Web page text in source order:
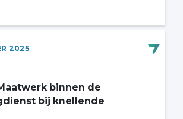
2025
binnen de
bij knellende